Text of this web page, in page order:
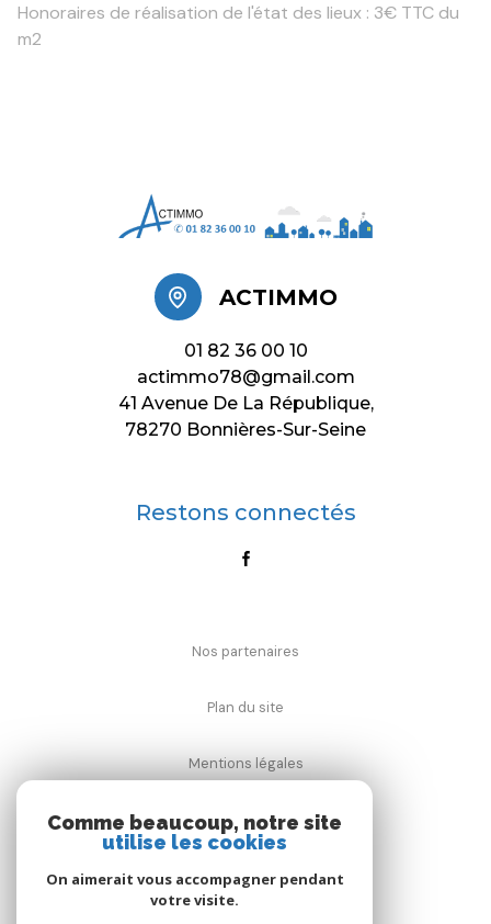
Honoraires de réalisation de l'état des lieux : 3€ TTC du
m2
ACTIMMO
01 82 36 00 10
actimmo78@gmail.com
41 Avenue De La République,
78270 Bonnières-Sur-Seine
Restons connectés
Nos partenaires
Plan du site
Mentions légales
Admin
Nos honoraires
Comme beaucoup, notre site
utilise les cookies
On aimerait vous accompagner pendant
votre visite.